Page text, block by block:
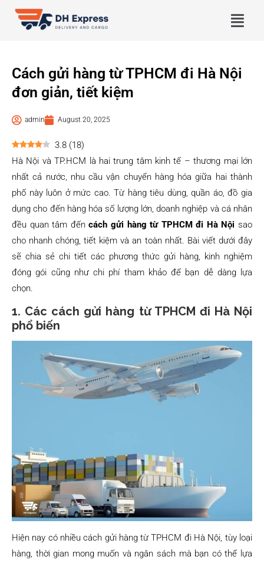
Cách gửi hàng từ TPHCM đi Hà Nội
đơn giản, tiết kiệm
admin August 20, 2025
3.8 (18)
Hà Nội và TP.HCM là hai trung tâm kinh tế – thương mại lớn
nhất cả nước, nhu cầu vận chuyển hàng hóa giữa hai thành
phố này luôn ở mức cao. Từ hàng tiêu dùng, quần áo, đồ gia
dụng cho đến hàng hóa số lượng lớn, doanh nghiệp và cá nhân
đều quan tâm đếncách gửi hàng từ TPHCM đi Hà Nội sao
cho nhanh chóng, tiết kiệm và an toàn nhất. Bài viết dưới đây
sẽ chia sẻ chi tiết các phương thức gửi hàng, kinh nghiệm
đóng gói cũng như chi phí tham khảo để bạn dễ dàng lựa
chọn.
1. Các cách gửi hàng từ TPHCM đi Hà Nội
phổ biến
Hiện nay có nhiều cách gửi hàng từ TPHCM đi Hà Nội, tùy loại
hàng, thời gian mong muốn và ngân sách mà bạn có thể lựa